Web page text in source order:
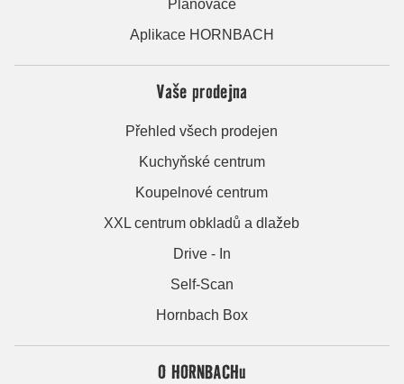
Plánovače
Aplikace HORNBACH
Vaše prodejna
Přehled všech prodejen
Kuchyňské centrum
Koupelnové centrum
XXL centrum obkladů a dlažeb
Drive - In
Self-Scan
Hornbach Box
O HORNBACHu